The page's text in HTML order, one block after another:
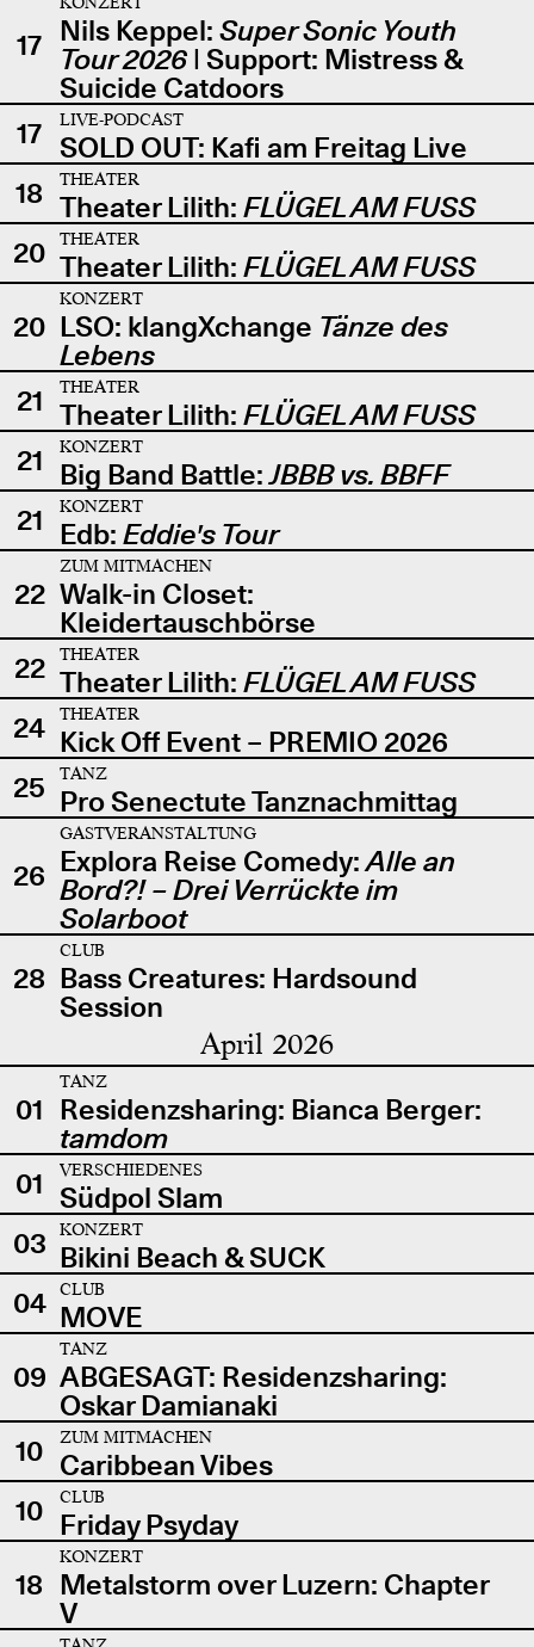
17 Nils Keppel: Super Sonic Youth
Tour 2026| Support: Mistress &
Suicide Catdoors
17
LIVE-PODCAST
SOLD OUT: Kafi am Freitag Live
18
THEATER
Theater Lilith: FLÜGEL AM FUSS
20
THEATER
Theater Lilith: FLÜGEL AM FUSS
20
KONZERT
LSO: klangXchange Tänze des
Lebens
21
THEATER
Theater Lilith: FLÜGEL AM FUSS
21
KONZERT
Big Band Battle:JBBB vs. BBFF
21
KONZERT
Edb: Eddie's Tour
22
ZUM MITMACHEN
Walk-in Closet:
Kleidertauschbörse
22
THEATER
Theater Lilith: FLÜGEL AM FUSS
24
THEATER
Kick Off Event – PREMIO 2026
25
TANZ
Pro Senectute Tanznachmittag
26
GASTVERANSTALTUNG
Explora Reise Comedy:Alle an
Bord?! – Drei Verrückte im
Solarboot
28
CLUB
Bass Creatures: Hardsound
Session
April 2026
01
TANZ
Residenzsharing: Bianca Berger:
tamdom
01
VERSCHIEDENES
Südpol Slam
03
KONZERT
Bikini Beach & SUCK
04
CLUB
MOVE
09
TANZ
ABGESAGT: Residenzsharing:
Oskar Damianaki
10
ZUM MITMACHEN
Caribbean Vibes
10
CLUB
Friday Psyday
18
KONZERT
Metalstorm over Luzern: Chapter
V